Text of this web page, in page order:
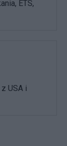
ETS,
USA i